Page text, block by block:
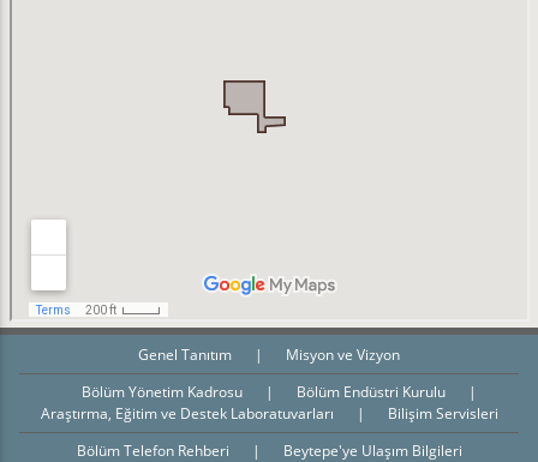
Genel Tanıtım |
Misyon ve Vizyon
Bölüm Yönetim Kadrosu
| Bölüm Endüstri Kurulu
|
Araştırma, Eğitim ve Destek Laboratuvarları
|
Bilişim Servisleri
Bölüm Telefon Rehberi
| Beytepe'ye Ulaşım Bilgileri